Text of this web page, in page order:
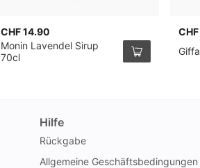
CHF 14.90
Monin Lavendel Sirup
70cl
Hilfe
Rückgabe
Allgemeine Geschäftsbedingungen